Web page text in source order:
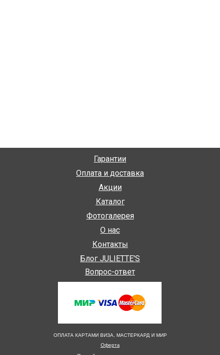
ОПЛАТА КАРТАМИ ВИЗА, МАСТЕРКАРД И МИР
Оферта
Гарантии
Оплата и доставка
Акции
Каталог
О нас
Контакты
Блог JULIETTE'S
Фотогалерея
Вопрос-ответ